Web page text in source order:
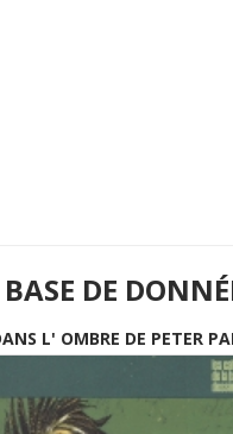
DE
L' OMBRE DE PETER